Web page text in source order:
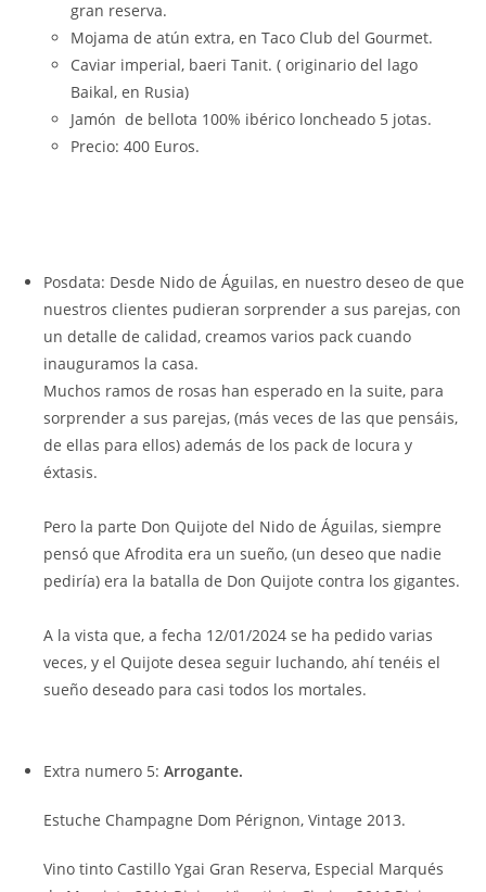
gran reserva.
Mojama de atún extra, en Taco Club del Gourmet.
Caviar imperial, baeri Tanit. ( originario del lago
Baikal, en Rusia)
Jamón de bellota 100% ibérico loncheado 5 jotas.
Precio: 400 Euros.
Posdata: Desde Nido de Águilas, en nuestro deseo de que
nuestros clientes pudieran sorprender a sus parejas, con
un detalle de calidad, creamos varios pack cuando
inauguramos la casa.
Muchos ramos de rosas han esperado en la suite, para
sorprender a sus parejas, (más veces de las que pensáis,
de ellas para ellos) además de los pack de locura y
éxtasis.
Pero la parte Don Quijote del Nido de Águilas, siempre
pensó que Afrodita era un sueño, (un deseo que nadie
pediría) era la batalla de Don Quijote contra los gigantes.
A la vista que, a fecha 12/01/2024 se ha pedido varias
veces, y el Quijote desea seguir luchando, ahí tenéis el
sueño deseado para casi todos los mortales.
Extra numero 5: Arrogante.
Estuche Champagne Dom Pérignon, Vintage 2013.
Vino tinto Castillo Ygai Gran Reserva, Especial Marqués